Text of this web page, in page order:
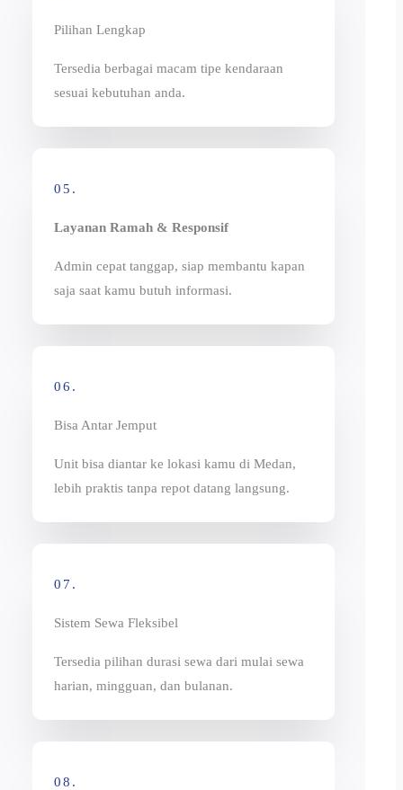
Pilihan Lengkap
Tersedia berbagai macam tipe kendaraan
sesuai kebutuhan anda.
05.
Layanan Ramah & Responsif
Admin cepat tanggap, siap membantu kapan
saja saat kamu butuh informasi.
06.
Bisa Antar Jemput
Unit bisa diantar ke lokasi kamu di Medan,
lebih praktis tanpa repot datang langsung.
07.
Sistem Sewa Fleksibel
Tersedia pilihan durasi sewa dari mulai sewa
harian, mingguan, dan bulanan.
08.